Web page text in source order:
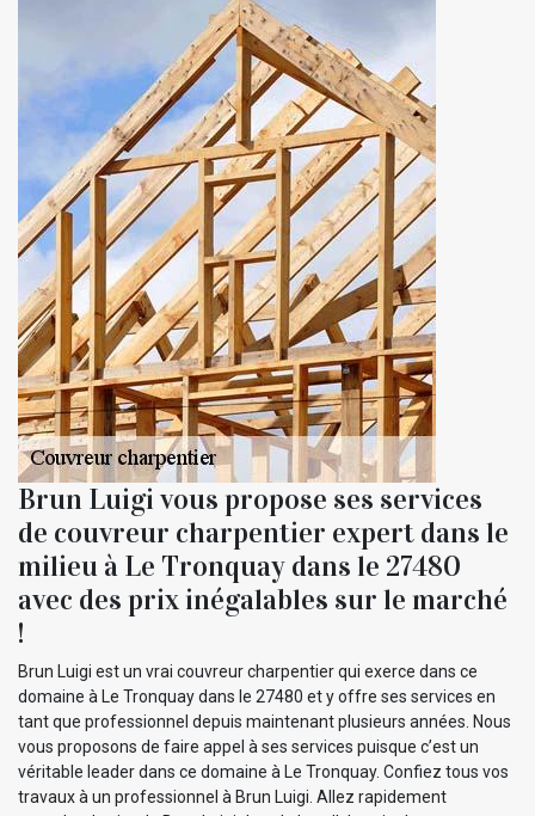
Brun Luigi vous propose ses services
de couvreur charpentier expert dans le
milieu à Le Tronquay dans le 27480
avec des prix inégalables sur le marché
!
Brun Luigi est un vrai couvreur charpentier qui exerce dans ce
domaine à Le Tronquay dans le 27480 et y offre ses services en
tant que professionnel depuis maintenant plusieurs années. Nous
vous proposons de faire appel à ses services puisque c’est un
véritable leader dans ce domaine à Le Tronquay. Confiez tous vos
travaux à un professionnel à Brun Luigi. Allez rapidement